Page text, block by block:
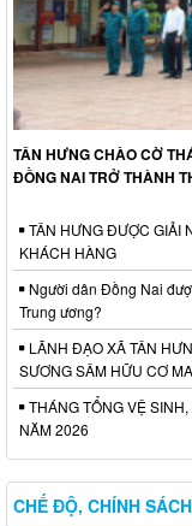
TÂN HƯNG CHÀO CỜ
ĐỒNG NAI TRỞ THÀNH
TÂN HƯNG ĐƯỢC GIẢI
KHÁCH HÀNG
Người dân Đồng Nai
Trung ương?
LÃNH ĐẠO XÃ TÂN
SƯƠNG SÂM HỮU CƠ
THÁNG TỔNG VỆ
NĂM 2026
CHẾ ĐỘ, CHÍNH